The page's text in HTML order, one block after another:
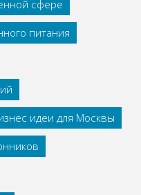
сфере
питания
идеи для Москвы